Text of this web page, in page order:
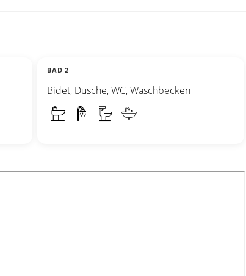
BAD 2
Bidet, Dusche, WC, Waschbecken